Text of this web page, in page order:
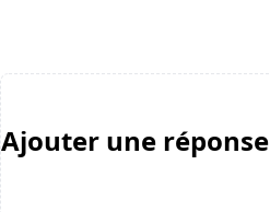
Ajouter une réponse